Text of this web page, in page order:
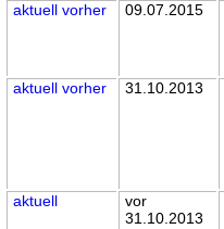
aktuell vorher 09.07.2015
aktuell vorher 31.10.2013
aktuell
vor
31.10.2013